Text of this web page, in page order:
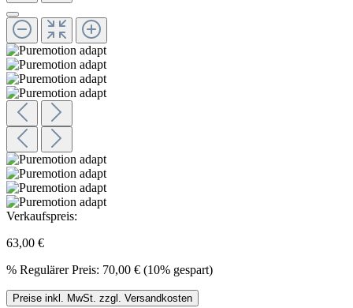
Verkaufspreis:
63,00 €
% Regulärer Preis: 70,00 € (10% gespart)
Preise inkl. MwSt. zzgl. Versandkosten